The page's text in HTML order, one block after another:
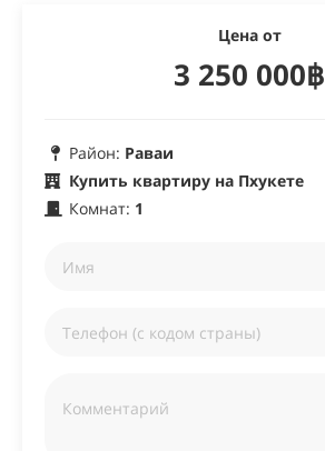
Цена от
3 250 000฿
Район: Раваи
Купить квартиру на Пхукете
Комнат: 1